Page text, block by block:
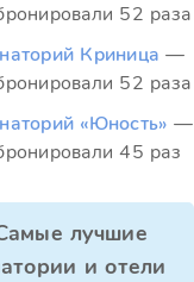
52 раза
Криница —
52 раза
«Юность» —
45 раз
лучшие
и отели